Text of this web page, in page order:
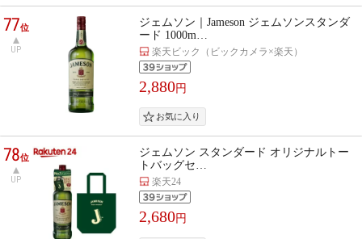
77位
UP
ジェムソン｜Jameson ジェムソンスタンダ
ード 1000m…
楽天ビック（ビックカメラ×楽天）
2,880円
78位
UP
ジェムソン スタンダード オリジナルトー
トバッグセ…
楽天24
2,680円